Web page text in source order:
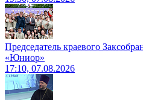
Председатель краевого
«Юниор»
17:10, 07.08.2026